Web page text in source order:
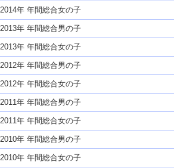
2014年 年間総合女の子
2013年 年間総合男の子
2013年 年間総合女の子
2012年 年間総合男の子
2012年 年間総合女の子
2011年 年間総合男の子
2011年 年間総合女の子
2010年 年間総合男の子
2010年 年間総合女の子